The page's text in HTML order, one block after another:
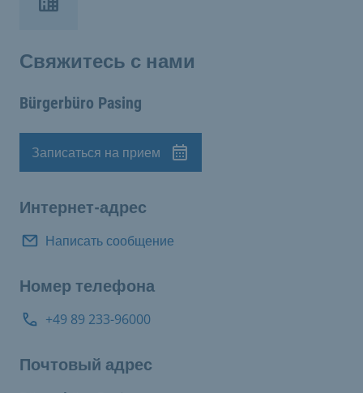
Свяжитесь с нами
Bürgerbüro Pasing
Назначение
Записаться на прием
Интернет-адрес
Написать сообщение
Номер телефона
+49 89 233-96000
Почтовый адрес